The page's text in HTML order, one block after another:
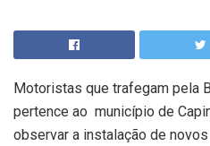
Motoristas que trafegam pela
pertence ao município de
observar a instalação de